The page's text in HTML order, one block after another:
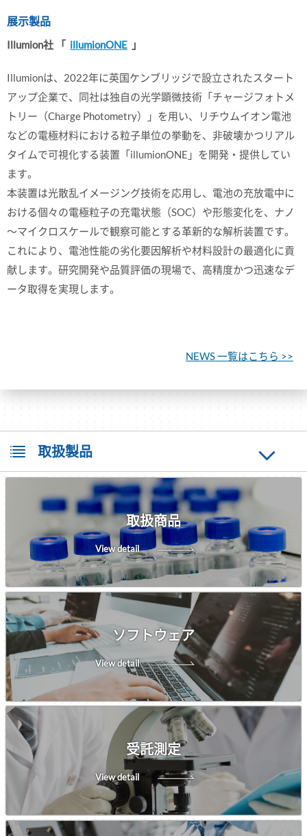
展示製品
Illumion社 「 illumionONE 」
Illumionは、2022年に英国ケンブリッジで設立されたスタート
アップ企業で、同社は独自の光学顕微技術「チャージフォトメ
トリー（Charge Photometry）」を用い、リチウムイオン電池
などの電極材料における粒子単位の挙動を、非破壊かつリアル
タイムで可視化する装置「illumionONE」を開発・提供してい
ます。
本装置は光散乱イメージング技術を応用し、電池の充放電中に
おける個々の電極粒子の充電状態（SOC）や形態変化を、ナノ
～マイクロスケールで観察可能とする革新的な解析装置です。
これにより、電池性能の劣化要因解析や材料設計の最適化に貢
献します。研究開発や品質評価の現場で、高精度かつ迅速なデ
ータ取得を実現します。
NEWS 一覧はこちら >>
取扱製品
取扱商品
View detail
ソフトウェア
View detail
受託測定
View detail